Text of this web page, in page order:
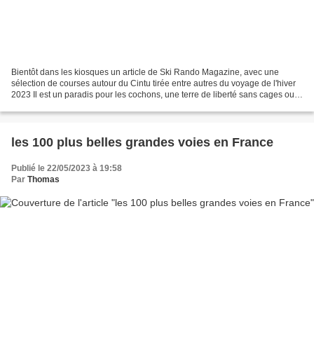
Bientôt dans les kiosques un article de Ski Rando Magazine, avec une
sélection de courses autour du Cintu tirée entre autres du voyage de l'hiver
2023 Il est un paradis pour les cochons, une terre de liberté sans cages ou
les 100 plus belles grandes voies en France
Publié le 22/05/2023 à 19:58
Par Thomas